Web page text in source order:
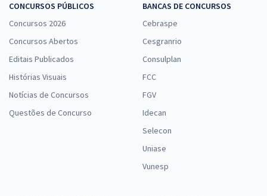
CONCURSOS PÚBLICOS
Concursos 2026
Concursos Abertos
Editais Publicados
Histórias Visuais
Notícias de Concursos
Questões de Concurso
BANCAS DE CONCURSOS
Cebraspe
Cesgranrio
Consulplan
FCC
FGV
Idecan
Selecon
Uniase
Vunesp